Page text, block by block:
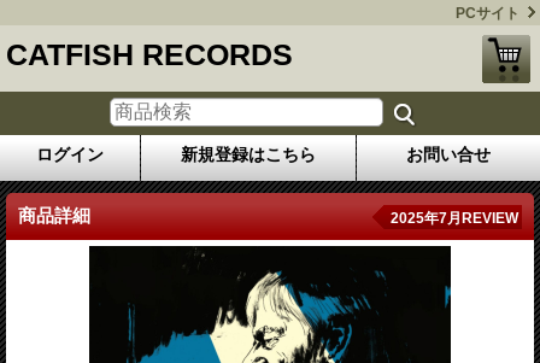
PCサイト
CATFISH RECORDS
ログイン 新規登録はこちら お問い合せ
商品詳細 2025年7月REVIEW